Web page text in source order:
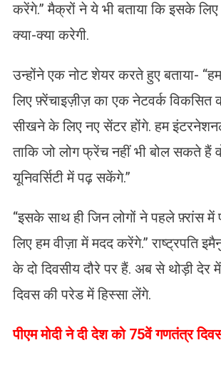
करेंगे.” मैक्रों ने ये भी बताया कि इसके
क्या-क्या करेगी.
उन्होंने एक नोट शेयर करते हुए बताया-
लिए फ़्रेंचाइज़ीज़ का एक नेटवर्क विकसित
सीखने के लिए नए सेंटर होंगे. हम
ताकि जो लोग फ्रेंच नहीं भी बोल सकते हैं
यूनिवर्सिटी में पढ़ सकेंगे.”
“इसके साथ ही जिन लोगों ने पहले फ़्रांस
लिए हम वीज़ा में मदद करेंगे.” राष्ट्रपति
के दो दिवसीय दौरे पर हैं. अब से थोड़ी देर
दिवस की परेड में हिस्सा लेंगे.
पीएम मोदी ने दी देश को 75वें गणतंत्र